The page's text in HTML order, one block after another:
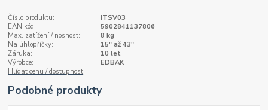
Číslo produktu:
ITSV03
EAN kód:
5902841137806
Max. zatížení / nosnost:
8 kg
Na úhlopříčky:
15" až 43"
Záruka:
10 let
Výrobce:
EDBAK
Hlídat cenu / dostupnost
Podobné produkty